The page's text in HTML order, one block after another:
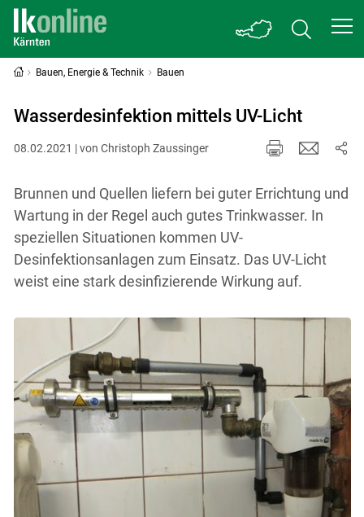
Bauen, Energie & Technik Bauen
Wasserdesinfektion mittels UV-Licht
08.02.2021 | von Christoph Zaussinger
Brunnen und Quellen liefern bei guter Errichtung und
Wartung in der Regel auch gutes Trinkwasser. In
speziellen Situationen kommen UV-
Desinfektionsanlagen zum Einsatz. Das UV-Licht
weist eine stark desinfizierende Wirkung auf.